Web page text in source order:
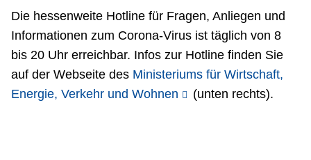
Die hessenweite Hotline für Fragen, Anliegen und
Informationen zum Corona-Virus ist täglich von 8
bis 20 Uhr erreichbar. Infos zur Hotline finden Sie
auf der Webseite des Ministeriums für Wirtschaft,
Energie, Verkehr und Wohnen
(unten rechts).